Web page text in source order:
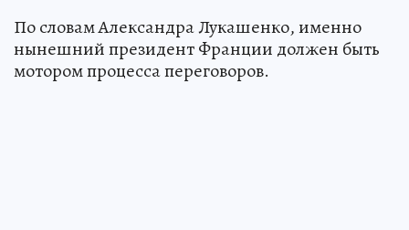
По словам Александра Лукашенко, именно
нынешний президент Франции должен быть
мотором процесса переговоров.